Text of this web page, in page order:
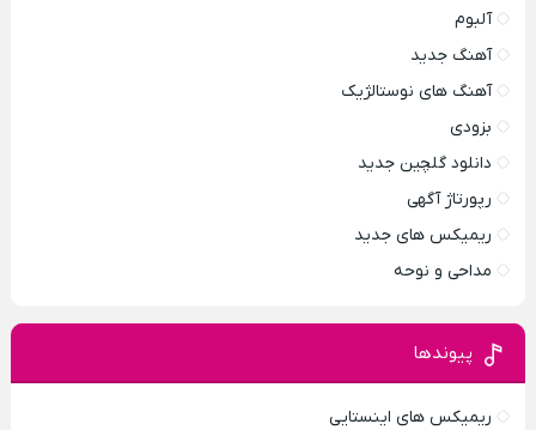
آلبوم
آهنگ جدید
آهنگ های نوستالژیک
بزودی
دانلود گلچین جدید
رپورتاژ آگهی
ریمیکس های جدید
مداحی و نوحه
پیوندها
ریمیکس های اینستایی